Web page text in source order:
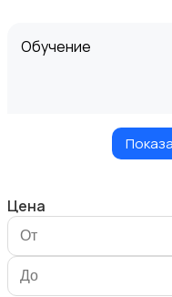
Обучение
Цена